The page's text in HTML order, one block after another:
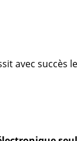
avec succès